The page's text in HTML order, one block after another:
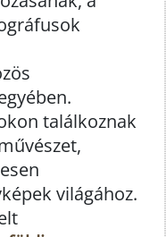
találkoznak
világához.